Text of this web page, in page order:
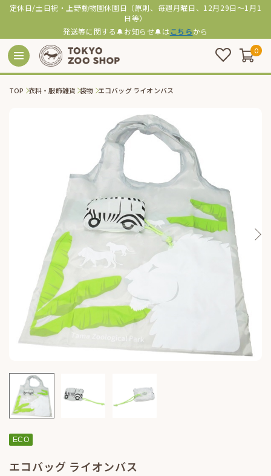
定休日/土日祝・上野動物園休園日（原則、毎週月曜日、12月29日～1月1
日等）
発送等に関する🔔お知らせ🔔は こちらから
0
TOP 衣料・服飾雑貨 袋物 エコバッグ ライオンバス
ECO
エコバッグ ライオンバス